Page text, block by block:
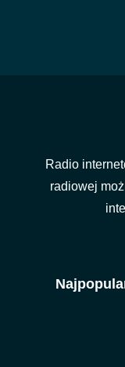
Radio
radiowej